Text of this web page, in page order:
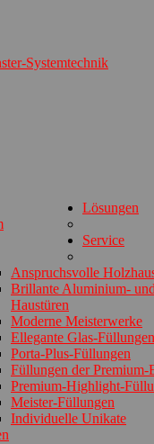
Systemtechnik
Anspruchsvolle
Brillante Aluminium-
Haustüren
Moderne Meisterwerke
Ellegante Glas-Füllungen
Porta-Plus-Füllungen
Füllungen der Premium-
Premium-Highlight-
Meister-Füllungen
Individuelle Unikate
Lösungen
Service